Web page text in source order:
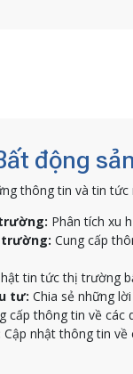
động
thông tin và tin
Phân tích xu
trường: Cung cấp
tin tức thị trường
tư: Chia sẻ những
cấp thông tin về
Cập nhật thông tin